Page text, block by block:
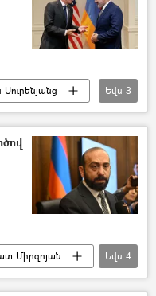
Սուրենյանց
Եվս 3
Միրզոյան
կալանք
Եվս 4